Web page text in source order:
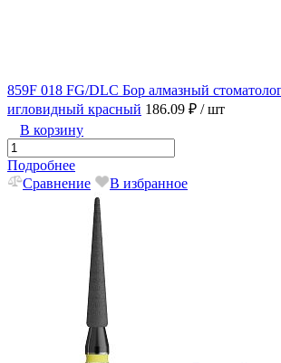
859F 018 FG/DLC Бор алмазный
игловидный красный 186.09 ₽ / шт
В корзину
Подробнее
Сравнение
В избранное